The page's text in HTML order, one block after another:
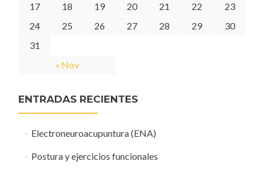
« Nov
17
18 19 20 21 22
23
24
25 26 27 28 29
30
31
ENTRADAS RECIENTES
Electroneuroacupuntura (ENA)
Postura y ejercicios funcionales